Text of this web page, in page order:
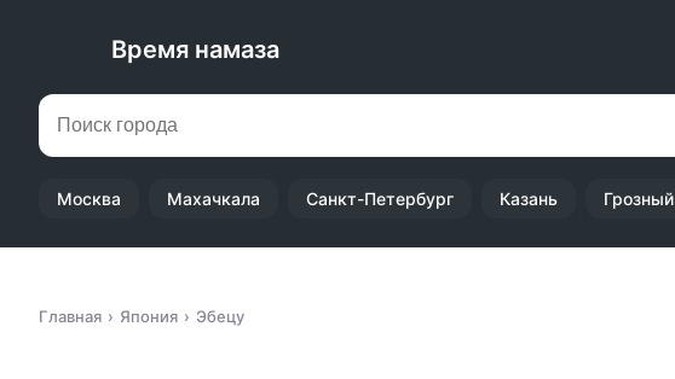
Время намаза
Москва Махачкала Санкт-Петербург Казань Грозный
Главная Япония Эбецу